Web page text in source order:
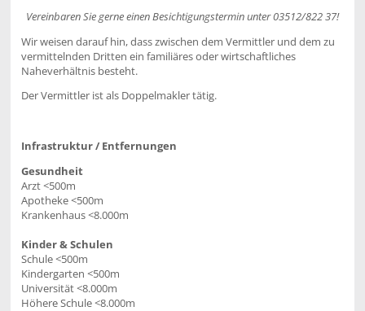
Vereinbaren Sie gerne einen Besichtigungstermin unter 03512/822 37!
Wir weisen darauf hin, dass zwischen dem Vermittler und dem zu
vermittelnden Dritten ein familiäres oder wirtschaftliches
Naheverhältnis besteht.
Der Vermittler ist als Doppelmakler tätig.
Infrastruktur / Entfernungen
Gesundheit
Arzt <500m
Apotheke <500m
Krankenhaus <8.000m
Kinder & Schulen
Schule <500m
Kindergarten <500m
Universität <8.000m
Höhere Schule <8.000m